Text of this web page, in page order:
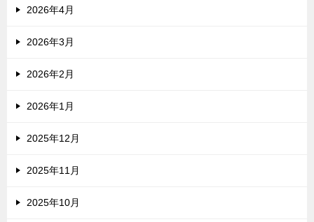
2026年4月
2026年3月
2026年2月
2026年1月
2025年12月
2025年11月
2025年10月